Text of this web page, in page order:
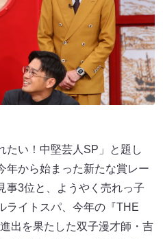
たい！中堅芸人SP」と題し
年から始まった新たな賞レー
事3位と、ようやく売れっ子
ライトスパ、今年の『THE
出を果たした双子漫才師・吉